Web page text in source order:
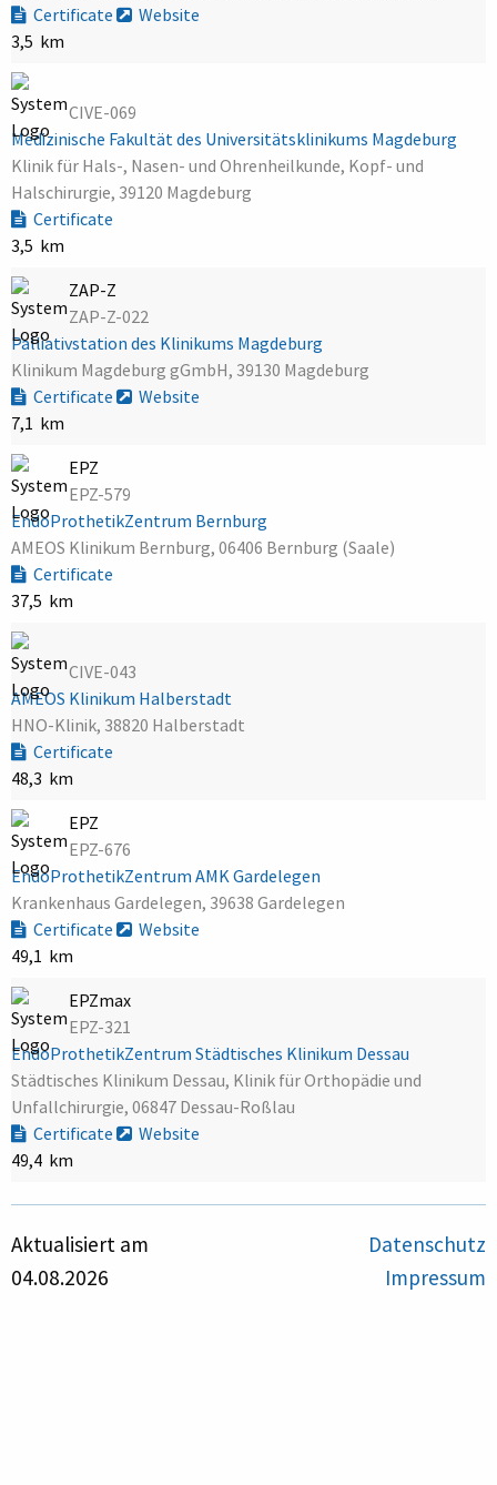
Certificate
Website
3,5 km
CIVE-069
Medizinische Fakultät des Universitätsklinikums Magdeburg
Klinik für Hals-, Nasen- und Ohrenheilkunde, Kopf- und
Halschirurgie, 39120 Magdeburg
Certificate
3,5 km
ZAP-Z
ZAP-Z-022
Palliativstation des Klinikums Magdeburg
Klinikum Magdeburg gGmbH, 39130 Magdeburg
Certificate
Website
7,1 km
EPZ
EPZ-579
EndoProthetikZentrum Bernburg
AMEOS Klinikum Bernburg, 06406 Bernburg (Saale)
Certificate
37,5 km
CIVE-043
AMEOS Klinikum Halberstadt
HNO-Klinik, 38820 Halberstadt
Certificate
48,3 km
EPZ
EPZ-676
EndoProthetikZentrum AMK Gardelegen
Krankenhaus Gardelegen, 39638 Gardelegen
Certificate
Website
49,1 km
EPZmax
EPZ-321
EndoProthetikZentrum Städtisches Klinikum Dessau
Städtisches Klinikum Dessau, Klinik für Orthopädie und
Unfallchirurgie, 06847 Dessau-Roßlau
Certificate
Website
49,4 km
Aktualisiert am
04.08.2026
Datenschutz
Impressum